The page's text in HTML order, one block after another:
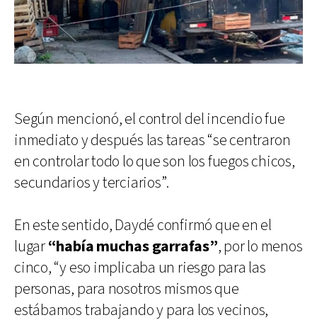
Según mencionó, el control del incendio fue
inmediato y después las tareas “se centraron
en controlar todo lo que son los fuegos chicos,
secundarios y terciarios”.
En este sentido, Daydé confirmó que en el
lugar“había muchas garrafas”, por lo menos
cinco, “y eso implicaba un riesgo para las
personas, para nosotros mismos que
estábamos trabajando y para los vecinos,